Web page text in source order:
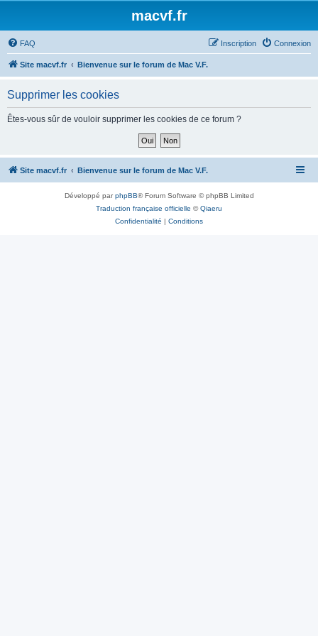
macvf.fr
FAQ Connexion
Inscription
Site macvf.fr Bienvenue sur le forum de Mac V.F.
Supprimer les cookies
Êtes-vous sûr de vouloir supprimer les cookies de ce forum ?
Site macvf.fr Bienvenue sur le forum de Mac V.F.
Développé parphpBB® Forum Software © phpBB Limited
Traduction française officielle ©Qiaeru
Confidentialité | Conditions